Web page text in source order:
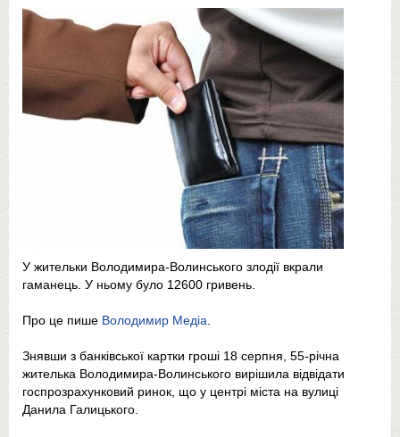
У жительки Володимира-Волинського злодії вкрали
гаманець. У ньому було 12600 гривень.
Про це пише Володимир Медіа
Знявши з банківської картки гроші 18 серпня, 55-річна
жителька Володимира-Волинського вирішила відвідати
госпрозрахунковий ринок, що у центрі міста на вулиці
Данила Галицького.